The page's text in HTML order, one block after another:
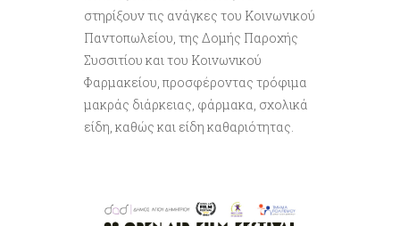
στηρίξουν τις ανάγκες του Κοινωνικού
Παντοπωλείου, της Δομής Παροχής
Συσσιτίου και του Κοινωνικού
Φαρμακείου, προσφέροντας τρόφιμα
μακράς διάρκειας, φάρμακα, σχολικά
είδη, καθώς και είδη καθαριότητας.